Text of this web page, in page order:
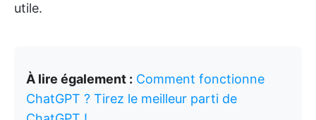
utile.
À lire également : Comment fonctionne
ChatGPT ? Tirez le meilleur parti de